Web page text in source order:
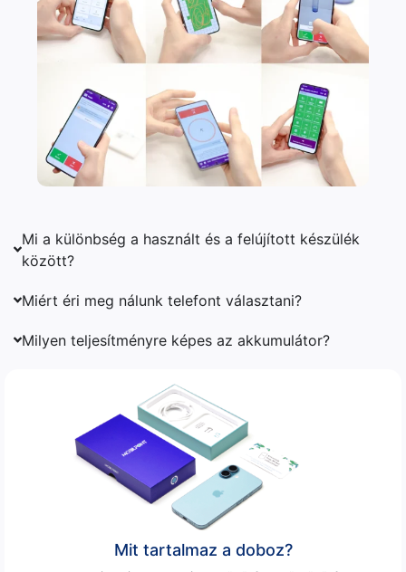
Mi a különbség a használt és a felújított készülék
között?
Miért éri meg nálunk telefont választani?
Milyen teljesítményre képes az akkumulátor?
Mit tartalmaz a doboz?